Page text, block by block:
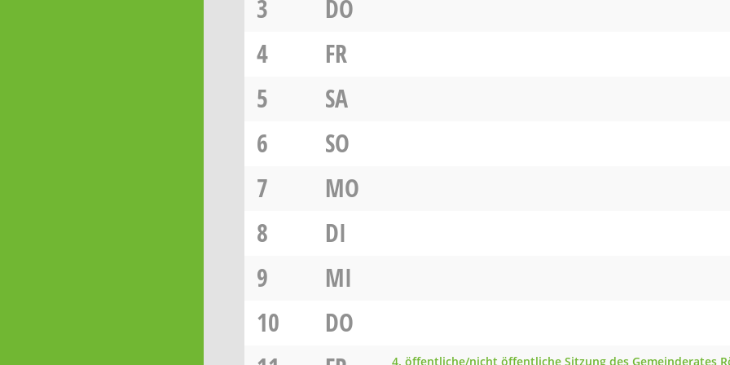
3
DO
4
FR
5
SA
6
SO
7
MO
8
DI
9
MI
10
DO
4. öffentliche/nicht öffentliche Sitzung des Gemeinderates